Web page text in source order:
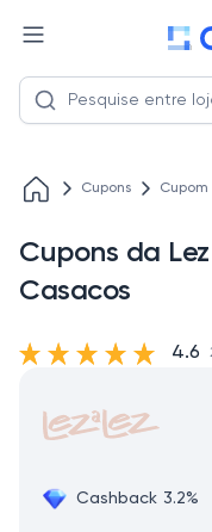
Cupons
Cupons da
Casacos
Cashback 3.2%
4.6